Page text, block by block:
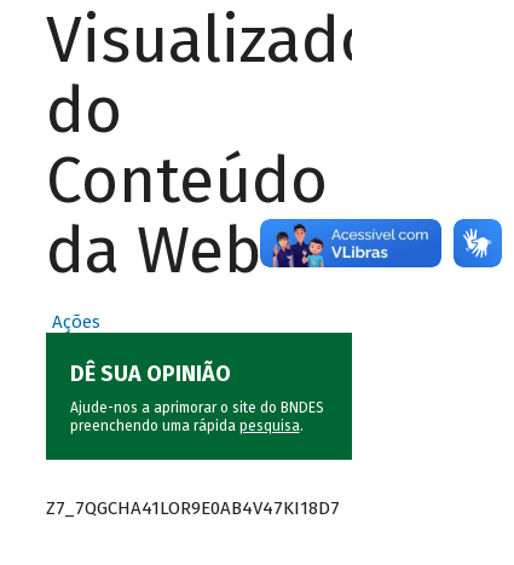
Visualizador
do
Conteúdo
da Web
Ações
DÊ SUA OPINIÃO
Ajude-nos a aprimorar o site do BNDES
preenchendo uma rápida pesquisa.
Z7_7QGCHA41LOR9E0AB4V47KI18D7